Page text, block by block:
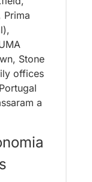
Prima
Stone
offices
a